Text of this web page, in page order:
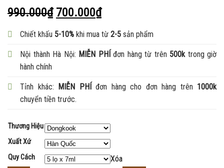
990.000₫ 700.000₫
Chiết khấu 5-10% khi mua từ 2-5 sản phẩm
Nội thành Hà Nội: MIỄN PHÍđơn hàng từ trên 500k trong giờ
hành chính
Tỉnh khác: MIỄN PHÍđơn hàng cho đơn hàng trên 1000k
chuyển tiền trước.
Thương Hiệu
Xuất Xứ
Quy Cách
Xóa